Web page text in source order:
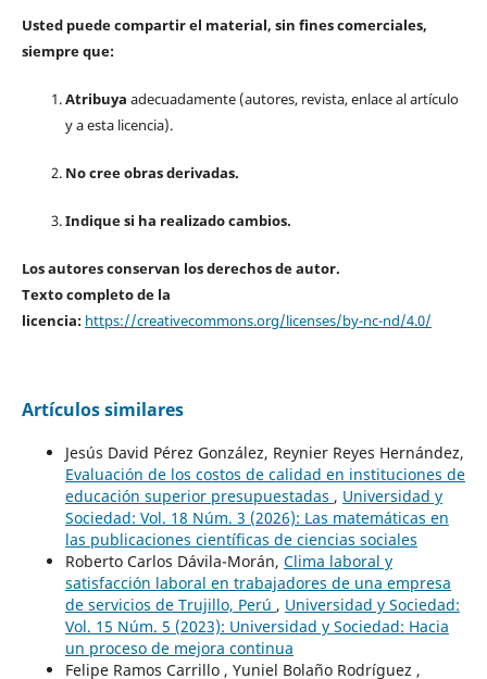
Usted puede compartir el material, sin fines comerciales,
siempre que:
Atribuya adecuadamente (autores, revista, enlace al artículo
y a esta licencia).
No cree obras derivadas.
Indique si ha realizado cambios.
Los autores conservan los derechos de autor.
Texto completo de la
licencia: https://creativecommons.org/licenses/by-nc-nd/4.0/
Artículos similares
Jesús David Pérez González, Reynier Reyes Hernández,
Evaluación de los costos de calidad en instituciones de
educación superior presupuestadas , Universidad y
Sociedad: Vol. 18 Núm. 3 (2026): Las matemáticas en
las publicaciones científicas de ciencias sociales
Roberto Carlos Dávila-Morán, Clima laboral y
satisfacción laboral en trabajadores de una empresa
de servicios de Trujillo, Perú , Universidad y Sociedad:
Vol. 15 Núm. 5 (2023): Universidad y Sociedad: Hacia
un proceso de mejora continua
Felipe Ramos Carrillo , Yuniel Bolaño Rodríguez ,